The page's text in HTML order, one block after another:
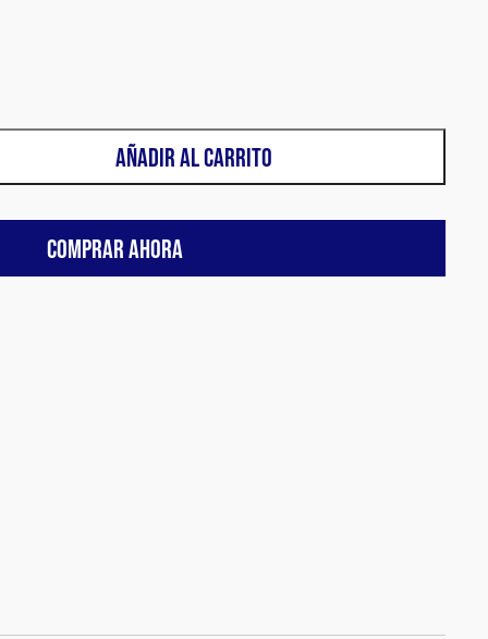
AÑADIR AL CARRITO
COMPRAR AHORA